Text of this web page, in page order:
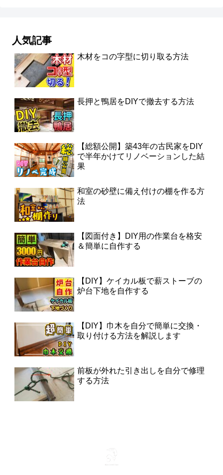
人気記事
木材をコの字型に切り取る方法
長押と鴨居をDIYで撤去する方法
【総額公開】築43年の古民家をDIY
で半年かけてリノベーションした結
果
和室の砂壁に備え付けの棚を作る方
法
【図面付き】DIY用の作業台を格安
＆簡単に自作する
【DIY】ケイカル板で薪ストーブの
炉台下地を自作する
【DIY】巾木を自分で簡単に交換・
取り付ける方法を解説します
前板が外れた引き出しを自分で修理
する方法